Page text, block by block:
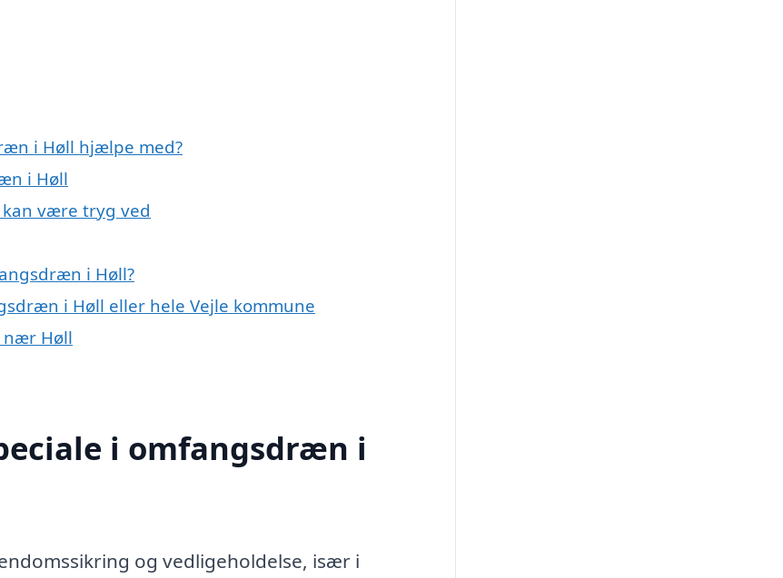
i Høll hjælpe med?
i Høll
være tryg ved
i Høll?
i Høll eller hele Vejle kommune
nær Høll
i omfangsdræn i
og vedligeholdelse, især i